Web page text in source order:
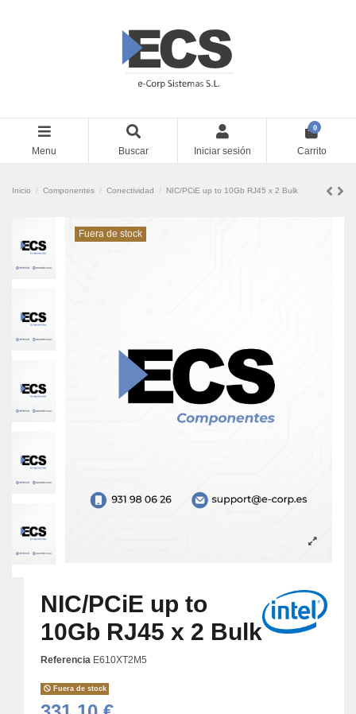
Menu Buscar Iniciar sesión
0
Carrito
Inicio Componentes Conectividad NIC/PCiE up to 10Gb RJ45 x 2 Bulk
Fuera de stock
NIC/PCiE up to
10Gb RJ45 x 2 Bulk
Referencia E610XT2M5
Fuera de stock